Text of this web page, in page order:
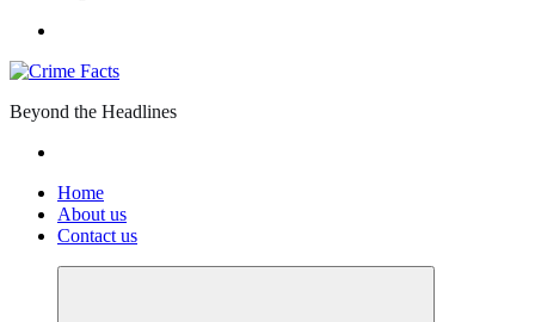
Beyond the Headlines
Home
About us
Contact us